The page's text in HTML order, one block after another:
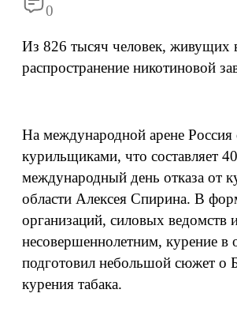
0
Из 826 тысяч человек, живущих
распространение никотиновой
На международной арене
курильщиками, что составляет
международный день отказа от
области Алексея Спирина. В
организаций, силовых ведомств
несовершеннолетним, курение в
подготовил небольшой сюжет о
курения табака.